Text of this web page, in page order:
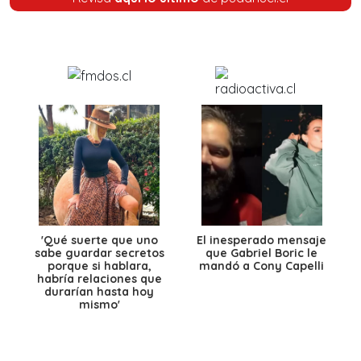
'Qué suerte que uno
sabe guardar secretos
porque si hablara,
habría relaciones que
durarían hasta hoy
mismo'
El inesperado mensaje
que Gabriel Boric le
mandó a Cony Capelli